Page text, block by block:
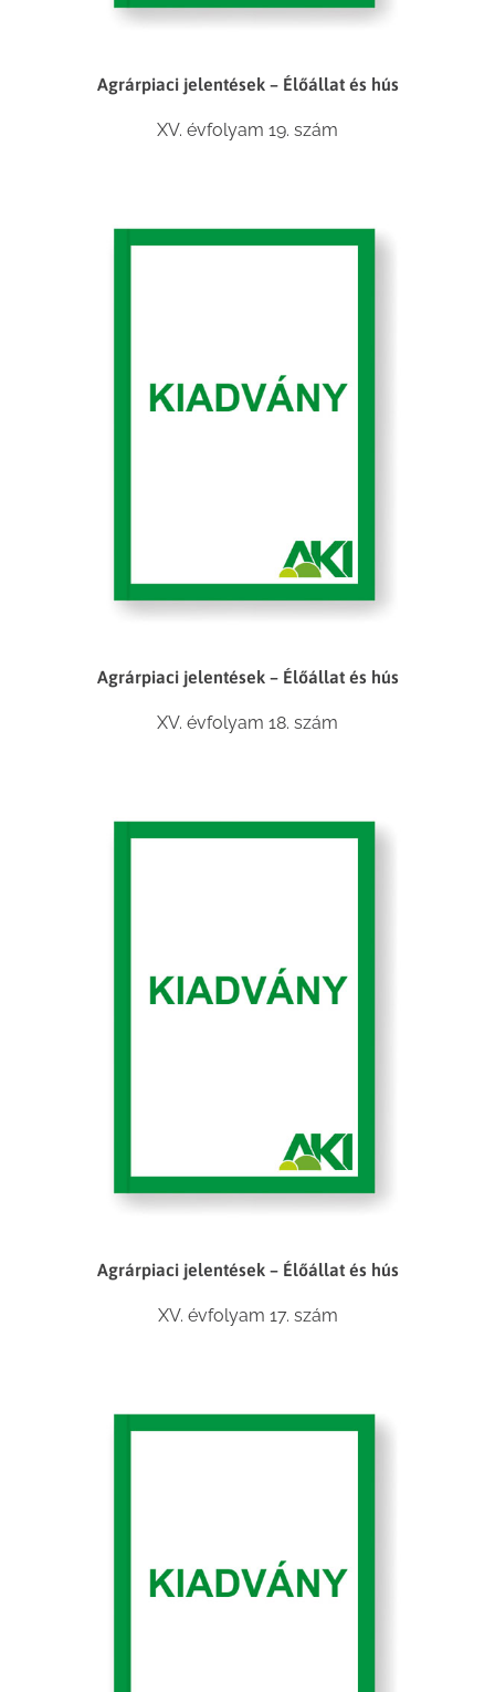
Agrárpiaci jelentések – Élőállat és hús
XV. évfolyam 19. szám
Agrárpiaci jelentések – Élőállat és hús
XV. évfolyam 18. szám
Agrárpiaci jelentések – Élőállat és hús
XV. évfolyam 17. szám